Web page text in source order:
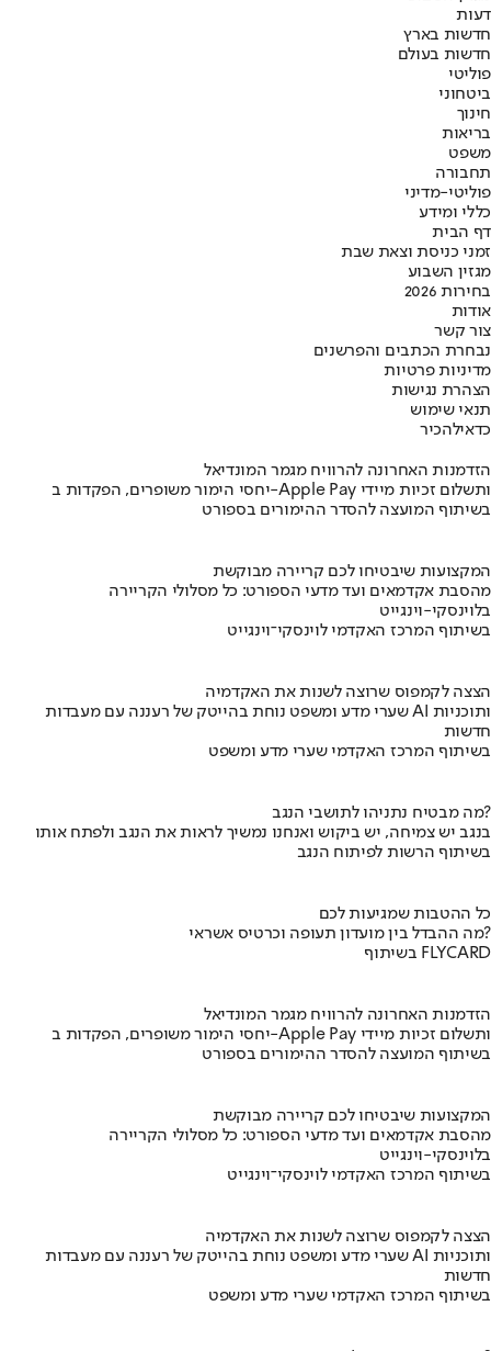
דעות
חדשות בארץ
חדשות בעולם
פוליטי
ביטחוני
חינוך
בריאות
משפט
תחבורה
פוליטי-מדיני
כללי ומידע
דף הבית
זמני כניסת וצאת שבת
מגזין השבוע
בחירות 2026
אודות
צור קשר
נבחרת הכתבים והפרשנים
מדיניות פרטיות
הצהרת נגישות
תנאי שימוש
כדאילהכיר
הזדמנות האחרונה להרוויח מגמר המונדיאל
יחסי הימור משופרים, הפקדות ב-Apple Pay ותשלום זכיות מיידי
בשיתוף המועצה להסדר ההימורים בספורט
המקצועות שיבטיחו לכם קריירה מבוקשת
מהסבת אקדמאים ועד מדעי הספורט: כל מסלולי הקריירה
בלוינסקי-וינגייט
בשיתוף המרכז האקדמי לוינסקי־וינגייט
הצצה לקמפוס שרוצה לשנות את האקדמיה
שערי מדע ומשפט נוחת בהייטק של רעננה עם מעבדות AI ותוכניות
חדשות
בשיתוף המרכז האקדמי שערי מדע ומשפט
מה מבטיח נתניהו לתושבי הנגב?
בנגב יש צמיחה, יש ביקוש ואנחנו נמשיך לראות את הנגב ולפתח אותו
בשיתוף הרשות לפיתוח הנגב
כל ההטבות שמגיעות לכם
מה ההבדל בין מועדון תעופה וכרטיס אשראי?
בשיתוף FLYCARD
הזדמנות האחרונה להרוויח מגמר המונדיאל
יחסי הימור משופרים, הפקדות ב-Apple Pay ותשלום זכיות מיידי
בשיתוף המועצה להסדר ההימורים בספורט
המקצועות שיבטיחו לכם קריירה מבוקשת
מהסבת אקדמאים ועד מדעי הספורט: כל מסלולי הקריירה
בלוינסקי-וינגייט
בשיתוף המרכז האקדמי לוינסקי־וינגייט
הצצה לקמפוס שרוצה לשנות את האקדמיה
שערי מדע ומשפט נוחת בהייטק של רעננה עם מעבדות AI ותוכניות
חדשות
בשיתוף המרכז האקדמי שערי מדע ומשפט